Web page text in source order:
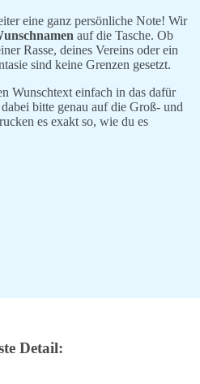
eine ganz persönliche Note! Wir
auf die Tasche. Ob
Rasse, deines Vereins oder ein
sind keine Grenzen gesetzt.
Wunschtext einfach in das dafür
bitte genau auf die Groß- und
es exakt so, wie du es
Detail: